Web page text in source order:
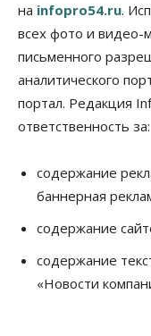
Власть
Режим ЧС ввели в
06 Августа 2026, 12:15
Новосибирск
Путина
Бизнес
06 Августа 2026, 12:00
Телекоммуникации
В 16 населённых
на infopro54.ru.
всех фото и видео-
письменного
аналитического
портал. Редакция
ответственность за:
содержание
баннерная
содержание
содержание
«Новости